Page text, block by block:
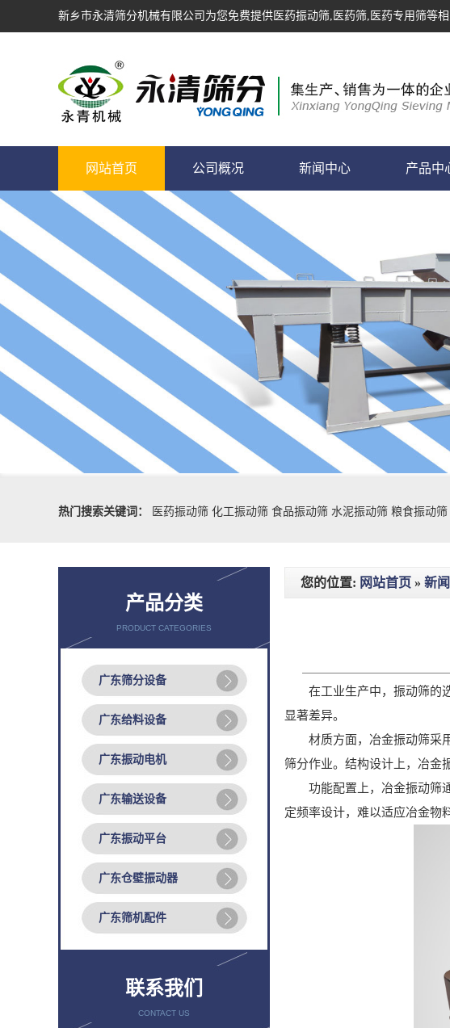
新乡市永清筛分机械有限公司为您免费提供 医药振动筛,医药筛,医药专用筛等
网站首页 公司概况 新闻中心 产品中
热门搜索关键词：
医药振动筛 化工振动筛 食品振动筛 水泥振动筛 粮食振动筛
产品分类
PRODUCT CATEGORIES
广东筛分设备
广东给料设备
广东振动电机
广东输送设备
广东振动平台
广东仓壁振动器
广东筛机配件
联系我们
CONTACT US
您的位置: 网站首页 » 新
在工业生产中，振动筛的选
显著差异。
材质方面，冶金振动筛采用
筛分作业。结构设计上，冶金
功能配置上，冶金振动筛通
定频率设计，难以适应冶金物